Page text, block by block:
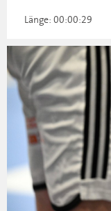
Länge: 00:00:29